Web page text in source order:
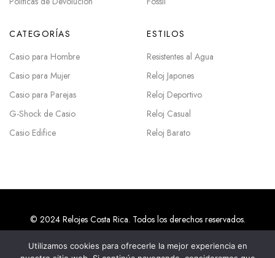
CATEGORÍAS
Casio para Hombre
Casio para Mujer
Casio para Parejas
G-Shock de Casio
Casio Edifice
ESTILOS
Resistentes al Agua
Reloj Japones
Reloj Deportivo
Reloj Casual
Reloj Barato
© 2024 Relojes Costa Rica. Todos los derechos reservados.
Utilizamos cookies para ofrecerle la mejor experiencia en